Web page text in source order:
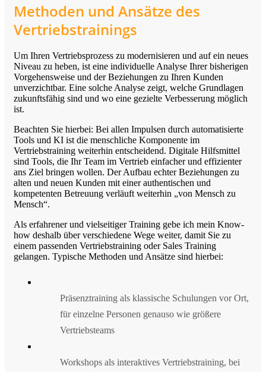
Methoden und Ansätze des
Vertriebstrainings
Um Ihren Vertriebsprozess zu modernisieren und auf ein neues
Niveau zu heben, ist eine individuelle Analyse Ihrer bisherigen
Vorgehensweise und der Beziehungen zu Ihren Kunden
unverzichtbar. Eine solche Analyse zeigt, welche Grundlagen
zukunftsfähig sind und wo eine gezielte Verbesserung möglich
ist.
Beachten Sie hierbei: Bei allen Impulsen durch automatisierte
Tools und KI ist die menschliche Komponente im
Vertriebstraining weiterhin entscheidend. Digitale Hilfsmittel
sind Tools, die Ihr Team im Vertrieb einfacher und effizienter
ans Ziel bringen wollen. Der Aufbau echter Beziehungen zu
alten und neuen Kunden mit einer authentischen und
kompetenten Betreuung verläuft weiterhin „von Mensch zu
Mensch“.
Als erfahrener und vielseitiger Training gebe ich mein Know-
how deshalb über verschiedene Wege weiter, damit Sie zu
einem passenden Vertriebstraining oder Sales Training
gelangen. Typische Methoden und Ansätze sind hierbei:
Präsenztraining als klassische Schulungen vor Ort,
für einzelne Personen genauso wie größere
Vertriebsteams
Workshops als interaktives Vertriebstraining, bei